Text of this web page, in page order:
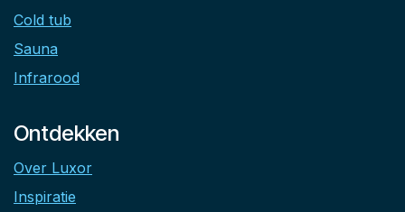
Cold tub
Sauna
Infrarood
Ontdekken
Over Luxor
Inspiratie